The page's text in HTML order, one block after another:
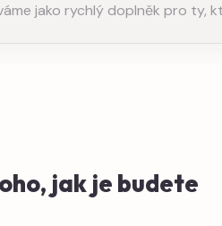
jako rychlý doplněk pro ty,
jak je budete